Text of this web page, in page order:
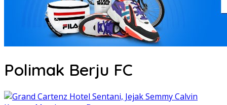
Polimak Berju FC